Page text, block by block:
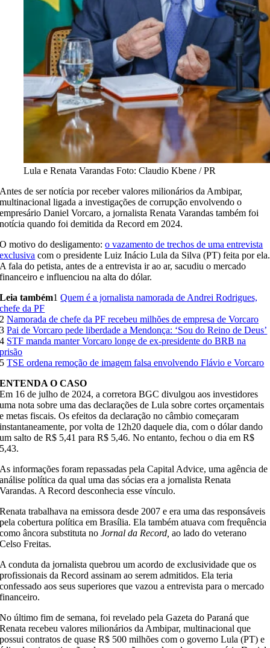
Lula e Renata VarandasFoto: Claudio Kbene / PR
Antes de ser notícia por receber valores milionários da Ambipar,
multinacional ligada a investigações de corrupção envolvendo o
empresário Daniel Vorcaro, a jornalista Renata Varandas também foi
notícia quando foi demitida da Record em 2024.
O motivo do desligamento:o vazamento de trechos de uma entrevista
exclusiva com o presidente Luiz Inácio Lula da Silva (PT) feita por ela.
A fala do petista, antes de a entrevista ir ao ar, sacudiu o mercado
financeiro e influenciou na alta do dólar.
Leia também1 Quem é a jornalista namorada de Andrei Rodrigues,
chefe da PF
2 Namorada de chefe da PF recebeu milhões de empresa de Vorcaro
3 Pai de Vorcaro pede liberdade a Mendonça: ‘Sou do Reino de Deus’
4 STF manda manter Vorcaro longe de ex-presidente do BRB na
prisão
5 TSE ordena remoção de imagem falsa envolvendo Flávio e Vorcaro
ENTENDA O CASO
Em 16 de julho de 2024, a corretora BGC divulgou aos investidores
uma nota sobre uma das declarações de Lula sobre cortes orçamentais
e metas fiscais. Os efeitos da declaração no câmbio começaram
instantaneamente, por volta de 12h20 daquele dia, com o dólar dando
um salto de R$ 5,41 para R$ 5,46. No entanto, fechou o dia em R$
5,43.
As informações foram repassadas pela Capital Advice, uma agência de
análise política da qual uma das sócias era a jornalista Renata
Varandas. A Record desconhecia esse vínculo.
Renata trabalhava na emissora desde 2007 e era uma das responsáveis
pela cobertura política em Brasília. Ela também atuava com frequência
como âncora substituta noJornal da Record,ao lado do veterano
Celso Freitas.
A conduta da jornalista quebrou um acordo de exclusividade que os
profissionais da Record assinam ao serem admitidos. Ela teria
confessado aos seus superiores que vazou a entrevista para o mercado
financeiro.
No último fim de semana, foi revelado pela Gazeta do Paraná que
Renata recebeu valores milionários da Ambipar, multinacional que
possui contratos de quase R$ 500 milhões com o governo Lula (PT) e